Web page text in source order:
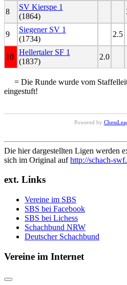
8
SV Kierspe 1
(1864)
9
Siegener SV 1
(1734)
2.5
10
Hellertaler SF 1
(1837)
2.0
= Die Runde wurde vom
eingestuft!
Powered by
Die hier dargestellten Ligen werden
sich im Original aufhttp://schach-
ext. Links
Vereine im SBS
SBS bei Facebook
SBS bei Lichess
Schachbund NRW
Deutscher Schachbund
Vereine im Internet